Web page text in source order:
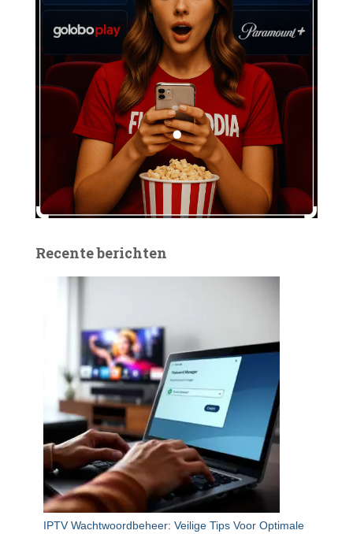
Recente berichten
IPTV Wachtwoordbeheer: Veilige Tips Voor Optimale